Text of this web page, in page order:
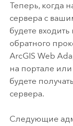
Теперь, когда
сервера с
будете
обратного
ArcGIS Web
на портале или
будете
сервера.
Следующие